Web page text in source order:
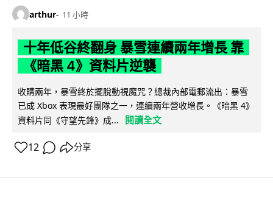
arthur 11 小時
十年低谷終翻身 暴雪連續兩年增長 靠
《暗黑 4》資料片逆襲
收購兩年，暴雪終於擺脫動視魔咒？總裁內部電郵流出：暴雪
已成 Xbox 表現最好團隊之一，連續兩年營收增長。《暗黑 4》
資料片同《守望先鋒》成...
閱讀全文
12 分享